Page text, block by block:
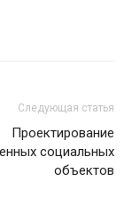
Следующая статья
Проектирование
социальных
объектов